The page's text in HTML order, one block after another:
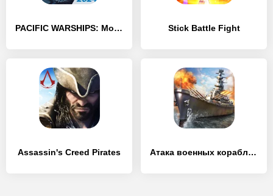
PACIFIC WARSHIPS: Морской Шутер ПвП Бои Кораблей Stick Battle Fight
Assassin's Creed Pirates Атака военных кораблей 3D